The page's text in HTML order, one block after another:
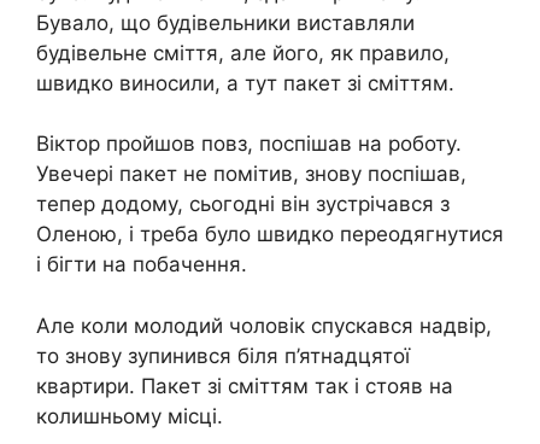
Бувало, що будівельники виставляли
будівельне сміття, але його, як правило,
швидко виносили, а тут пакет зі сміттям.
Віктор пройшов повз, поспішав на роботу.
Увечері пакет не помітив, знову поспішав,
тепер додому, сьогодні він зустрічався з
Оленою, і треба було швидко переодягнутися
і бігти на побачення.
Але коли молодий чоловік спускався надвір,
то знову зупинився біля п’ятнадцятої
квартири. Пакет зі сміттям так і стояв на
колишньому місці.